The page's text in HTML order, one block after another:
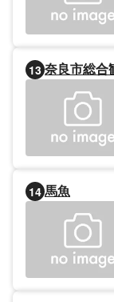
13 奈良市総合
14 馬魚